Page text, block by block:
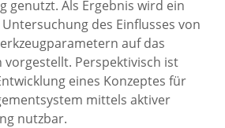
genutzt. Als Ergebnis wird ein
des Einflusses von
auf das
Perspektivisch ist
eines Konzeptes für
mittels aktiver
nutzbar.